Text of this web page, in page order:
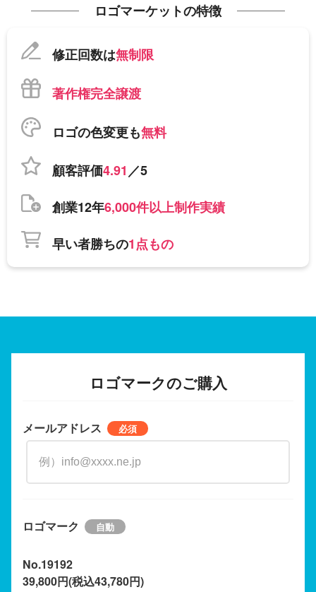
ロゴマーケットの特徴
修正回数は無制限
著作権完全譲渡
ロゴの色変更も無料
顧客評価4.91／5
創業12年6,000件以上制作実績
早い者勝ちの1点もの
ロゴマークのご購入
メールアドレス
ロゴマーク
No.19192
39,800円(税込43,780円)